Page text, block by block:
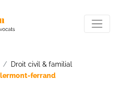
Droit civil & familial
ferrand